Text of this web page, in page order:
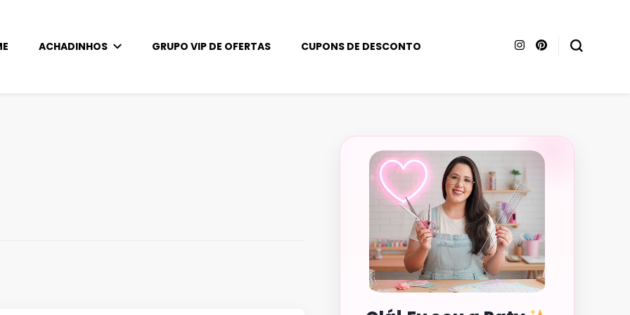
ACHADINHOS GRUPO VIP DE OFERTAS CUPONS DE DESCONTO